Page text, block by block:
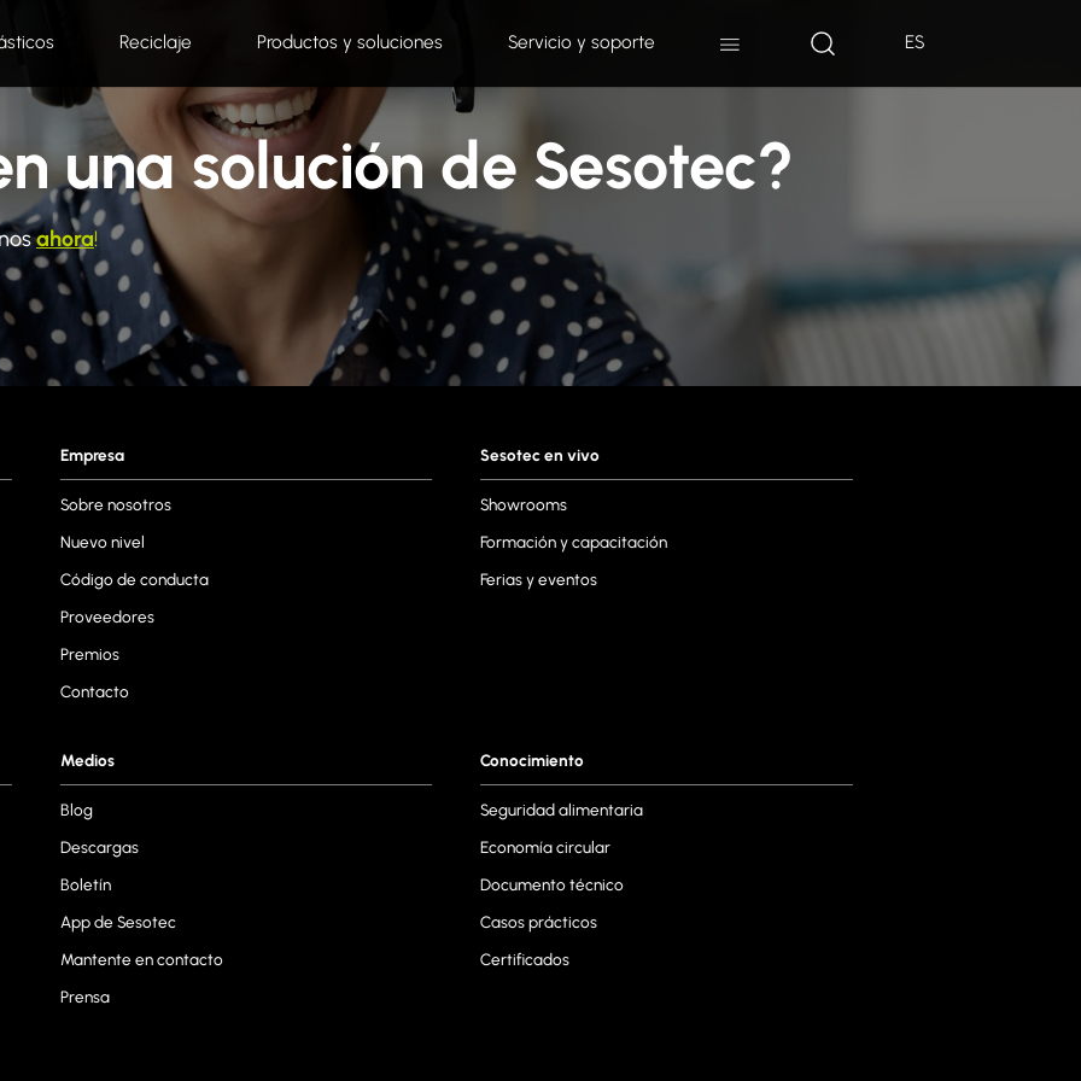
Reciclaje Productos y soluciones Servicio y soporte ES
una solución de Sesotec?
ahora!
Empresa
Sobre nosotros
Nuevo nivel
Código de conducta
Proveedores
Premios
Contacto
Sesotec en vivo
Showrooms
Formación y capacitación
Ferias y eventos
Medios
Blog
Descargas
Boletín
App de Sesotec
Mantente en contacto
Prensa
Conocimiento
Seguridad alimentaria
Economía circular
Documento técnico
Casos prácticos
Certificados